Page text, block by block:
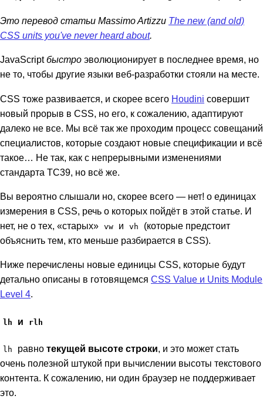
Это перевод статьи Massimo Artizzu The new (and old)
CSS units you've never heard about.
JavaScriptбыстро эволюционирует в последнее время, но
не то, чтобы другие языки веб-разработки стояли на месте.
CSS тоже развивается, и скорее всего Houdini совершит
новый прорыв в CSS, но его, к сожалению, адаптируют
далеко не все. Мы всё так же проходим процесс совещаний
специалистов, которые создают новые спецификации и всё
такое… Не так, как с непрерывными изменениями
стандарта TC39, но всё же.
Вы вероятно слышали но, скорее всего — нет! о единицах
измерения в CSS, речь о которых пойдёт в этой статье. И
нет, не о тех, «старых» vw и vh
(которые предстоит
объяснить тем, кто меньше разбирается в CSS).
Ниже перечислены новые единицы CSS, которые будут
детально описаны в готовящемся CSS Value и Units Module
Level 4.
lh и rlh
lh равно текущей высоте строки, и это может стать
очень полезной штукой при вычислении высоты текстового
контента. К сожалению, ни один браузер не поддерживает
это.